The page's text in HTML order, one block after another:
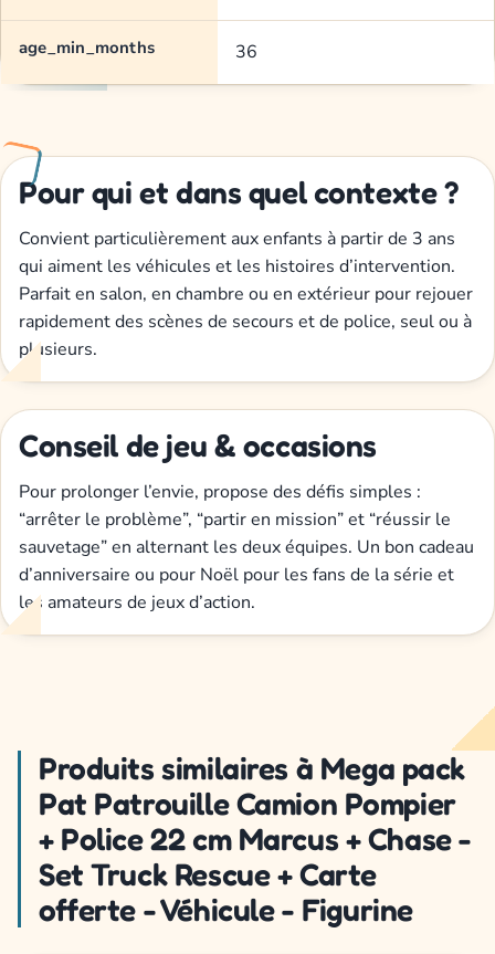
age_min_months 36
Pour qui et dans quel contexte ?
Convient particulièrement aux enfants à partir de 3 ans
qui aiment les véhicules et les histoires d’intervention.
Parfait en salon, en chambre ou en extérieur pour rejouer
rapidement des scènes de secours et de police, seul ou à
plusieurs.
Conseil de jeu & occasions
Pour prolonger l’envie, propose des défis simples :
“arrêter le problème”, “partir en mission” et “réussir le
sauvetage” en alternant les deux équipes. Un bon cadeau
d’anniversaire ou pour Noël pour les fans de la série et
les amateurs de jeux d’action.
Produits similaires à Mega pack
Pat Patrouille Camion Pompier
+ Police 22 cm Marcus + Chase -
Set Truck Rescue + Carte
offerte - Véhicule - Figurine